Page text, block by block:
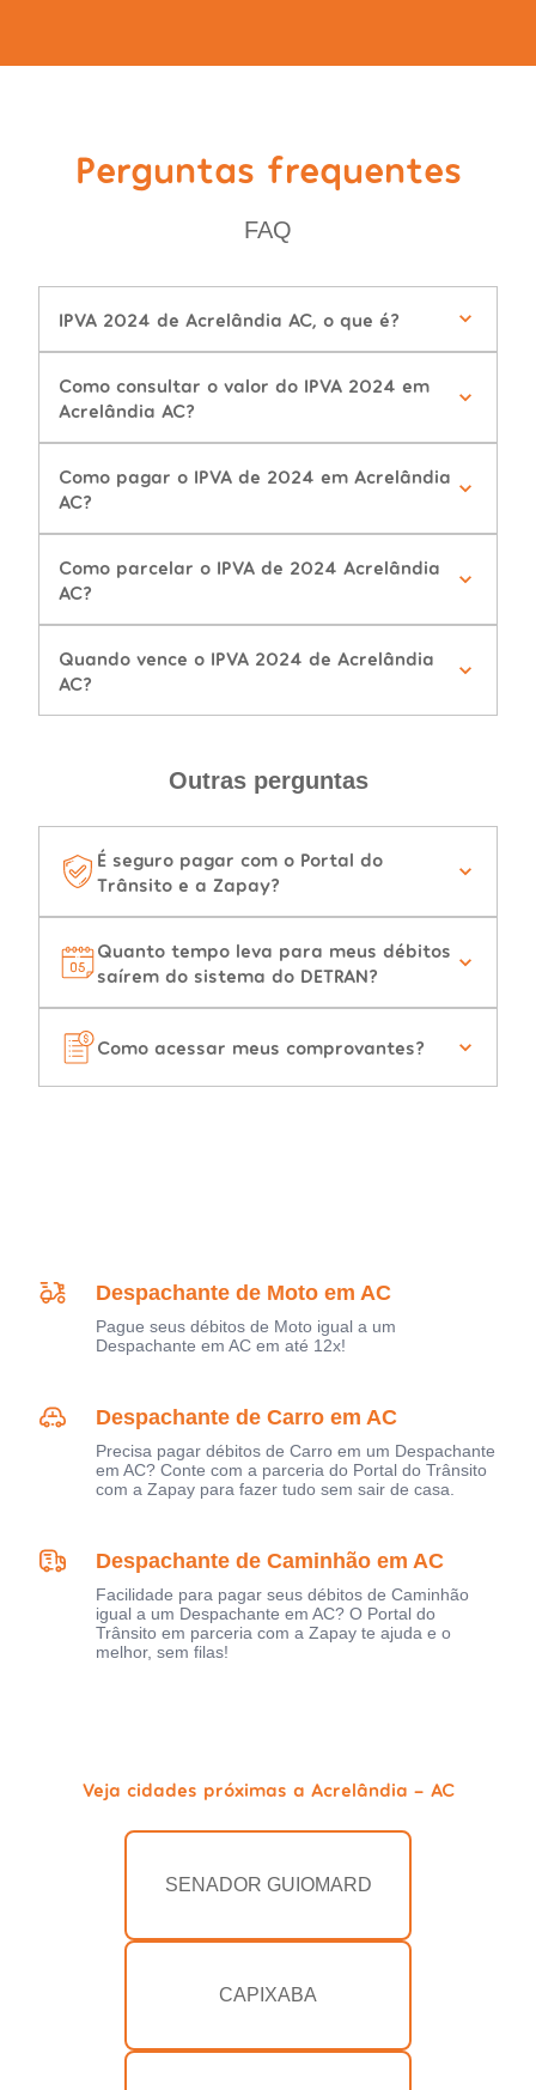
Perguntas frequentes
FAQ
IPVA 2024 de Acrelândia AC, o que é?
Como consultar o valor do IPVA 2024 em
Acrelândia AC?
Como pagar o IPVA de 2024 em Acrelândia
AC?
Como parcelar o IPVA de 2024 Acrelândia
AC?
Quando vence o IPVA 2024 de Acrelândia
AC?
Outras perguntas
É seguro pagar com o Portal do
Trânsito e a Zapay?
Quanto tempo leva para meus débitos
saírem do sistema do DETRAN?
Como acessar meus comprovantes?
Despachante de Moto em AC
Pague seus débitos de Moto igual a um
Despachante em AC em até 12x!
Despachante de Carro em AC
Precisa pagar débitos de Carro em um Despachante
em AC? Conte com a parceria do Portal do Trânsito
com a Zapay para fazer tudo sem sair de casa.
Despachante de Caminhão em AC
Facilidade para pagar seus débitos de Caminhão
igual a um Despachante em AC? O Portal do
Trânsito em parceria com a Zapay te ajuda e o
melhor, sem filas!
Veja cidades próximas a Acrelândia - AC
SENADOR GUIOMARD
CAPIXABA